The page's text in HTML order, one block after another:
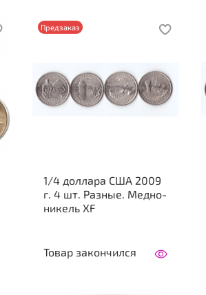
Предзаказ
1/4 доллара США 2009
г. 4 шт. Разные. Медно-
никель XF
Товар закончился